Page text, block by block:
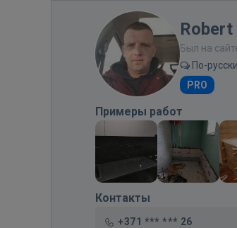
Robert
Был на
По-русски
PRO
Примеры работ
Контакты
+371 *** *** 26